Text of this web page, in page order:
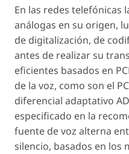
En las redes telefónicas
análogas en su origen,
de digitalización, de
antes de realizar su
eficientes basados en
de la voz, como son el
diferencial adaptativo
especificado en la
fuente de voz alterna
silencio, basados en los